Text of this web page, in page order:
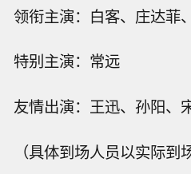
领衔主演：白客、庄达菲
特别主演：常远
友情出演：王迅、孙阳、
（具体到场人员以实际到